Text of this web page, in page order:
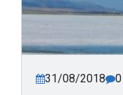
31/08/2018